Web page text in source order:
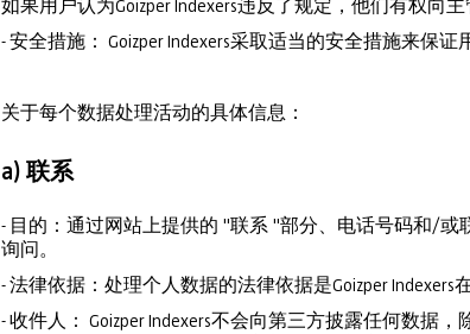
如果用户认为Goizper Indexers违反了规定，他们有权向主
- 安全措施： Goizper Indexers采取适当的安全措施来保
关于每个数据处理活动的具体信息：
a) 联系
- 目的：通过网站上提供的 "联系 "部分、电话号码和/
询问。
- 法律依据：处理个人数据的法律依据是Goizper Indexers
- 收件人： Goizper Indexers不会向第三方披露任何数据